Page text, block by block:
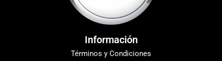
Información
Términos y Condiciones